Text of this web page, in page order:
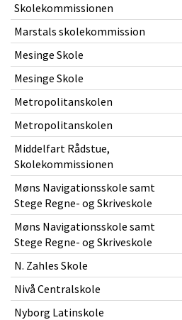
Skolekommissionen
Marstals skolekommission
Mesinge Skole
Mesinge Skole
Metropolitanskolen
Metropolitanskolen
Middelfart Rådstue,
Skolekommissionen
Møns Navigationsskole samt
Stege Regne- og Skriveskole
Møns Navigationsskole samt
Stege Regne- og Skriveskole
N. Zahles Skole
Nivå Centralskole
Nyborg Latinskole